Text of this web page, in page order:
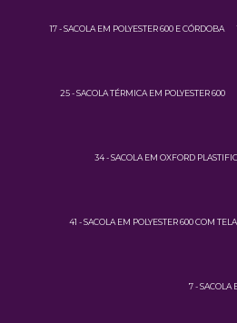
17 - SACOLA EM POLYESTER 600 E CÓRDOBA
25 - SACOLA TÉRMICA EM POLYESTER 600
34 - SACOLA EM OXFORD
41 - SACOLA EM POLYESTER 600 COM
7 - SACOLA